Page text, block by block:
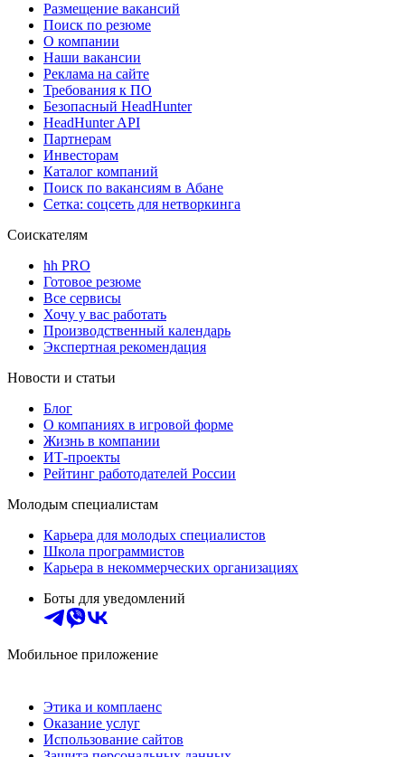
Размещение вакансий
Поиск по резюме
О компании
Наши вакансии
Реклама на сайте
Требования к ПО
Безопасный HeadHunter
HeadHunter API
Партнерам
Инвесторам
Каталог компаний
Поиск по вакансиям в Абане
Сетка: соцсеть для нетворкинга
Соискателям
hh PRO
Готовое резюме
Все сервисы
Хочу у вас работать
Производственный календарь
Экспертная рекомендация
Новости и статьи
Блог
О компаниях в игровой форме
Жизнь в компании
ИТ-проекты
Рейтинг работодателей России
Молодым специалистам
Карьера для молодых специалистов
Школа программистов
Карьера в некоммерческих организациях
Боты для уведомлений
Мобильное приложение
Этика и комплаенс
Оказание услуг
Использование сайтов